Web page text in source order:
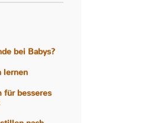
bei Babys?
lernen
für besseres